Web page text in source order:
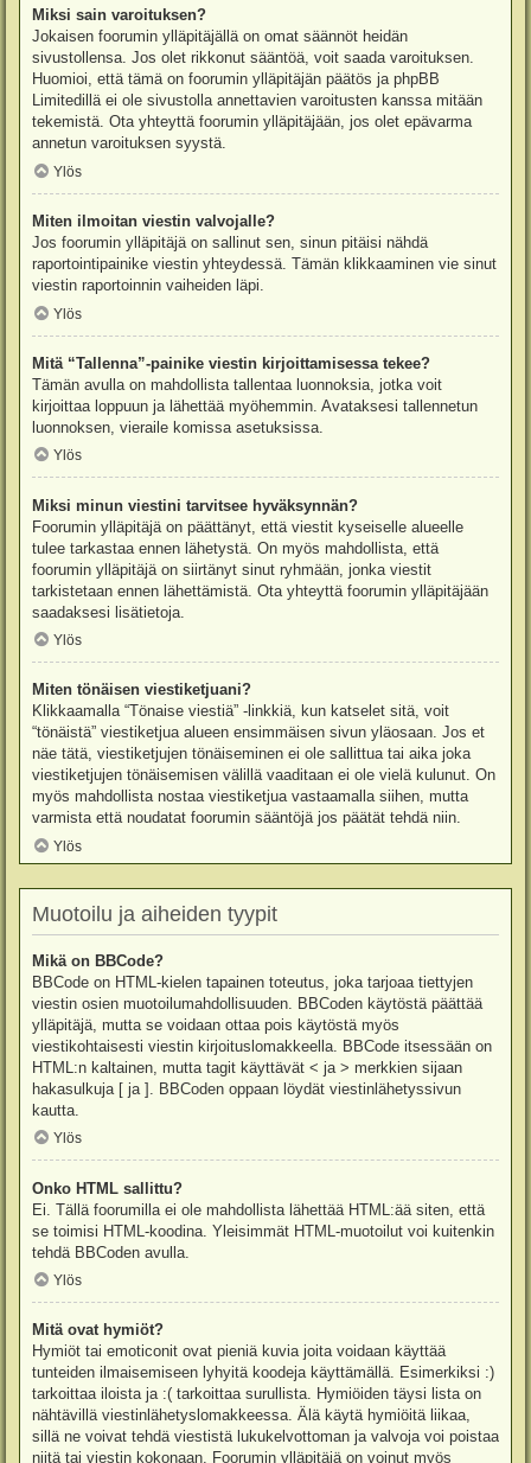
Miksi sain varoituksen?
Jokaisen foorumin ylläpitäjällä on omat säännöt heidän
sivustollensa. Jos olet rikkonut sääntöä, voit saada varoituksen.
Huomioi, että tämä on foorumin ylläpitäjän päätös ja phpBB
Limitedillä ei ole sivustolla annettavien varoitusten kanssa mitään
tekemistä. Ota yhteyttä foorumin ylläpitäjään, jos olet epävarma
annetun varoituksen syystä.
Ylös
Miten ilmoitan viestin valvojalle?
Jos foorumin ylläpitäjä on sallinut sen, sinun pitäisi nähdä
raportointipainike viestin yhteydessä. Tämän klikkaaminen vie sinut
viestin raportoinnin vaiheiden läpi.
Ylös
Mitä “Tallenna”-painike viestin kirjoittamisessa tekee?
Tämän avulla on mahdollista tallentaa luonnoksia, jotka voit
kirjoittaa loppuun ja lähettää myöhemmin. Avataksesi tallennetun
luonnoksen, vieraile komissa asetuksissa.
Ylös
Miksi minun viestini tarvitsee hyväksynnän?
Foorumin ylläpitäjä on päättänyt, että viestit kyseiselle alueelle
tulee tarkastaa ennen lähetystä. On myös mahdollista, että
foorumin ylläpitäjä on siirtänyt sinut ryhmään, jonka viestit
tarkistetaan ennen lähettämistä. Ota yhteyttä foorumin ylläpitäjään
saadaksesi lisätietoja.
Ylös
Miten tönäisen viestiketjuani?
Klikkaamalla “Tönaise viestiä” -linkkiä, kun katselet sitä, voit
“tönäistä” viestiketjua alueen ensimmäisen sivun yläosaan. Jos et
näe tätä, viestiketjujen tönäiseminen ei ole sallittua tai aika joka
viestiketjujen tönäisemisen välillä vaaditaan ei ole vielä kulunut. On
myös mahdollista nostaa viestiketjua vastaamalla siihen, mutta
varmista että noudatat foorumin sääntöjä jos päätät tehdä niin.
Ylös
Muotoilu ja aiheiden tyypit
Mikä on BBCode?
BBCode on HTML-kielen tapainen toteutus, joka tarjoaa tiettyjen
viestin osien muotoilumahdollisuuden. BBCoden käytöstä päättää
ylläpitäjä, mutta se voidaan ottaa pois käytöstä myös
viestikohtaisesti viestin kirjoituslomakkeella. BBCode itsessään on
HTML:n kaltainen, mutta tagit käyttävät < ja > merkkien sijaan
hakasulkuja [ ja ]. BBCoden oppaan löydät viestinlähetyssivun
kautta.
Ylös
Onko HTML sallittu?
Ei. Tällä foorumilla ei ole mahdollista lähettää HTML:ää siten, että
se toimisi HTML-koodina. Yleisimmät HTML-muotoilut voi kuitenkin
tehdä BBCoden avulla.
Ylös
Mitä ovat hymiöt?
Hymiöt tai emoticonit ovat pieniä kuvia joita voidaan käyttää
tunteiden ilmaisemiseen lyhyitä koodeja käyttämällä. Esimerkiksi :)
tarkoittaa iloista ja :( tarkoittaa surullista. Hymiöiden täysi lista on
nähtävillä viestinlähetyslomakkeessa. Älä käytä hymiöitä liikaa,
sillä ne voivat tehdä viestistä lukukelvottoman ja valvoja voi poistaa
niitä tai viestin kokonaan. Foorumin ylläpitäjä on voinut myös